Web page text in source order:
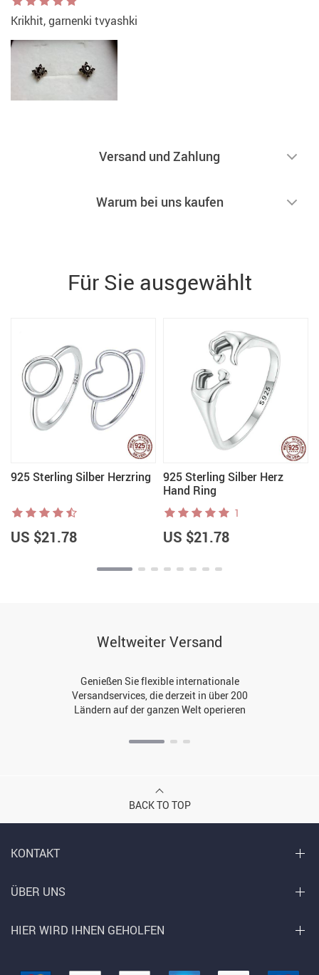
Krikhit, garnenki tvyashki
Versand und Zahlung
Warum bei uns kaufen
Für Sie ausgewählt
925 Sterling Silber Herzring
US $21.78
925 Sterling Silber Herz
Hand Ring
1
US $21.78
Weltweiter Versand
Genießen Sie flexible internationale
Versandservices, die derzeit in über 200
Ländern auf der ganzen Welt operieren
BACK TO TOP
KONTAKT
ÜBER UNS
HIER WIRD IHNEN GEHOLFEN